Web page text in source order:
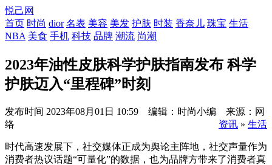
悦己网
首页 时尚 dior 名表 美容 美发 护肤 时装 香奈儿 珠宝 生活
NBA 美食 手机 科技 品牌 潮流 尚潮
2023年油性皮肤科学护肤指南发布 科学
护肤迈入“里程碑”时刻
发布时间 2023年08月01日 10:59 编辑：时尚小编 来源：网
络
资讯 » 生活
时代高速发展下，社交媒体正成为舆论主阵地，社交声量作为
消费者热议话题“可量化”的数据，也为品牌方带来了消费者真